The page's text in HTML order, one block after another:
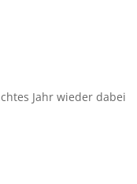
Jahr wieder dabei